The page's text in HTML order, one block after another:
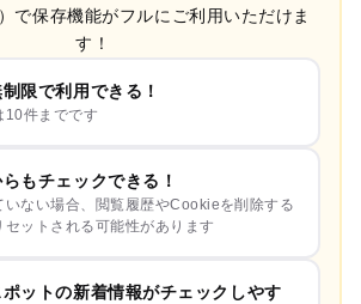
で保存機能がフルにご利用いただけま
す！
限で利用できる！
10件までです
もチェックできる！
いない場合、閲覧履歴やCookieを削除する
セットされる可能性があります
ットの新着情報がチェックしやす